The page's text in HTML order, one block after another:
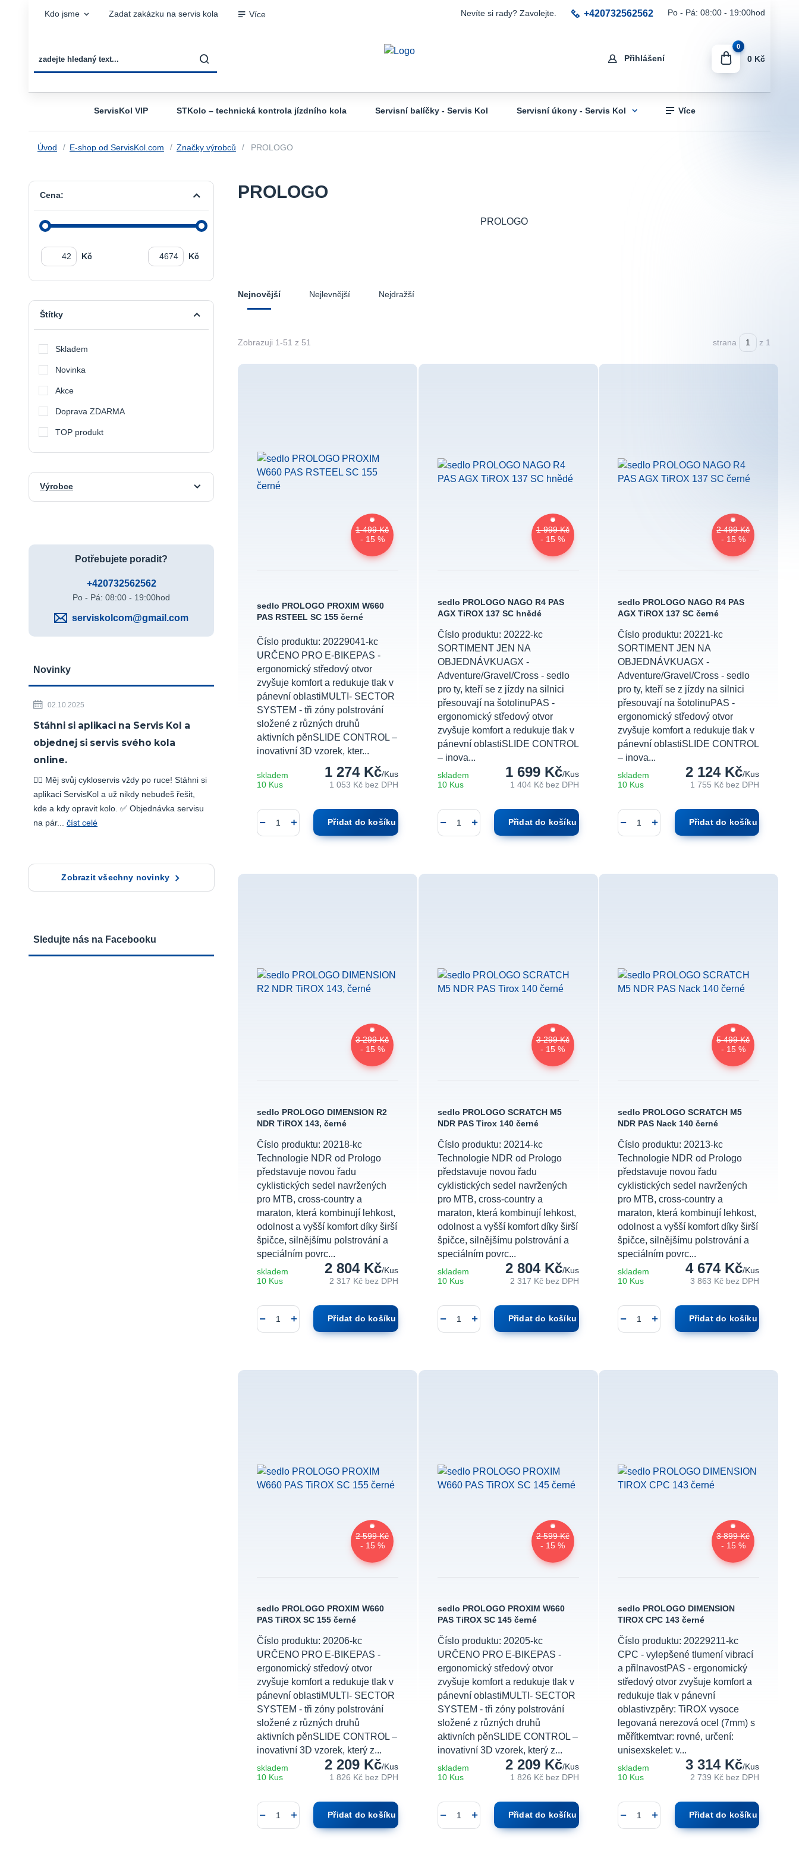
Kdo jsme Zadat zakázku na servis kola Více
Přihlášení
Nevíte si rady? Zavolejte. +420732562562 Po - Pá: 08:00 - 19:00hod
0
0 Kč
ServisKol VIP STKolo – technická kontrola jízdního kola Servisní balíčky - Servis Kol Servisní úkony - Servis Kol Více
Úvod E-shop od ServisKol.com Značky výrobců PROLOGO
PROLOGO
PROLOGO
Nejnovější Nejlevnější Nejdražší
Zobrazuji 1-51 z 51 strana z 1
1 499 Kč
- 15 %
sedlo PROLOGO PROXIM W660
PAS RSTEEL SC 155 černé
Číslo produktu: 20229041-kc
URČENO PRO E-BIKEPAS -
ergonomický středový otvor
zvyšuje komfort a redukuje tlak v
pánevní oblastiMULTI- SECTOR
SYSTEM - tři zóny polstrování
složené z různých druhů
aktivních pěnSLIDE CONTROL –
inovativní 3D vzorek, kter...
1 274 Kč/Kus
1 053 Kč bez DPH
skladem
10 Kus
Přidat do košíku
1 999 Kč
- 15 %
sedlo PROLOGO NAGO R4 PAS
AGX TiROX 137 SC hnědé
Číslo produktu: 20222-kc
SORTIMENT JEN NA
OBJEDNÁVKUAGX -
Adventure/Gravel/Cross - sedlo
pro ty, kteří se z jízdy na silnici
přesouvají na šotolinuPAS -
ergonomický středový otvor
zvyšuje komfort a redukuje tlak v
pánevní oblastiSLIDE CONTROL
– inova...
1 699 Kč/Kus
1 404 Kč bez DPH
skladem
10 Kus
Přidat do košíku
2 499 Kč
- 15 %
sedlo PROLOGO NAGO R4 PAS
AGX TiROX 137 SC černé
Číslo produktu: 20221-kc
SORTIMENT JEN NA
OBJEDNÁVKUAGX -
Adventure/Gravel/Cross - sedlo
pro ty, kteří se z jízdy na silnici
přesouvají na šotolinuPAS -
ergonomický středový otvor
zvyšuje komfort a redukuje tlak v
pánevní oblastiSLIDE CONTROL
– inova...
2 124 Kč/Kus
1 755 Kč bez DPH
skladem
10 Kus
Přidat do košíku
3 299 Kč
- 15 %
sedlo PROLOGO DIMENSION R2
NDR TiROX 143, černé
Číslo produktu: 20218-kc
Technologie NDR od Prologo
představuje novou řadu
cyklistických sedel navržených
pro MTB, cross-country a
maraton, která kombinují lehkost,
odolnost a vyšší komfort díky širší
špičce, silnějšímu polstrování a
speciálním povrc...
2 804 Kč/Kus
2 317 Kč bez DPH
skladem
10 Kus
Přidat do košíku
3 299 Kč
- 15 %
sedlo PROLOGO SCRATCH M5
NDR PAS Tirox 140 černé
Číslo produktu: 20214-kc
Technologie NDR od Prologo
představuje novou řadu
cyklistických sedel navržených
pro MTB, cross-country a
maraton, která kombinují lehkost,
odolnost a vyšší komfort díky širší
špičce, silnějšímu polstrování a
speciálním povrc...
2 804 Kč/Kus
2 317 Kč bez DPH
skladem
10 Kus
Přidat do košíku
5 499 Kč
- 15 %
sedlo PROLOGO SCRATCH M5
NDR PAS Nack 140 černé
Číslo produktu: 20213-kc
Technologie NDR od Prologo
představuje novou řadu
cyklistických sedel navržených
pro MTB, cross-country a
maraton, která kombinují lehkost,
odolnost a vyšší komfort díky širší
špičce, silnějšímu polstrování a
speciálním povrc...
4 674 Kč/Kus
3 863 Kč bez DPH
skladem
10 Kus
Přidat do košíku
2 599 Kč
- 15 %
sedlo PROLOGO PROXIM W660
PAS TiROX SC 155 černé
Číslo produktu: 20206-kc
URČENO PRO E-BIKEPAS -
ergonomický středový otvor
zvyšuje komfort a redukuje tlak v
pánevní oblastiMULTI- SECTOR
SYSTEM - tři zóny polstrování
složené z různých druhů
aktivních pěnSLIDE CONTROL –
inovativní 3D vzorek, který z...
2 209 Kč/Kus
1 826 Kč bez DPH
skladem
10 Kus
Přidat do košíku
2 599 Kč
- 15 %
sedlo PROLOGO PROXIM W660
PAS TiROX SC 145 černé
Číslo produktu: 20205-kc
URČENO PRO E-BIKEPAS -
ergonomický středový otvor
zvyšuje komfort a redukuje tlak v
pánevní oblastiMULTI- SECTOR
SYSTEM - tři zóny polstrování
složené z různých druhů
aktivních pěnSLIDE CONTROL –
inovativní 3D vzorek, který z...
2 209 Kč/Kus
1 826 Kč bez DPH
skladem
10 Kus
Přidat do košíku
3 899 Kč
- 15 %
sedlo PROLOGO DIMENSION
TIROX CPC 143 černé
Číslo produktu: 20229211-kc
CPC - vylepšené tlumení vibrací
a přilnavostPAS - ergonomický
středový otvor zvyšuje komfort a
redukuje tlak v pánevní
oblastivzpěry: TiROX vysoce
legovaná nerezová ocel (7mm) s
měřítkemtvar: rovné, určení:
unisexskelet: v...
3 314 Kč/Kus
2 739 Kč bez DPH
skladem
10 Kus
Přidat do košíku
Cena:
Kč Kč
Štítky
Skladem
Novinka
Akce
Doprava ZDARMA
TOP produkt
Výrobce
Potřebujete poradit?
+420732562562
Po - Pá: 08:00 - 19:00hod
serviskolcom@gmail.com
Novinky
02.10.2025
Stáhni si aplikaci na Servis Kol a
objednej si servis svého kola
online.
🚴‍♂️ Měj svůj cykloservis vždy po ruce! Stáhni si
aplikaci ServisKol a už nikdy nebudeš řešit,
kde a kdy opravit kolo. ✅ Objednávka servisu
na pár... číst celé
Zobrazit všechny novinky
Sledujte nás na Facebooku